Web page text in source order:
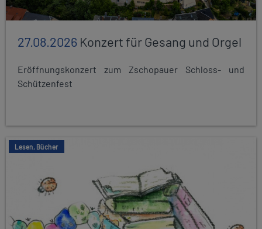
27.08.2026 Konzert für Gesang und Orgel
Eröffnungskonzert zum Zschopauer Schloss- und
Schützenfest
Lesen, Bücher